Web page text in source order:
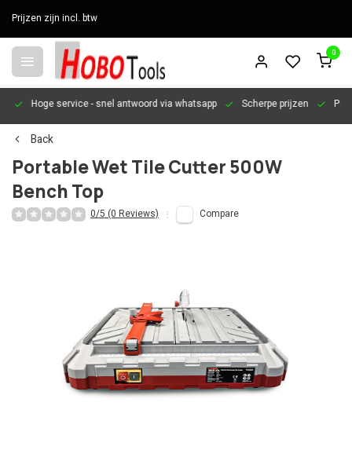
Prijzen zijn incl. btw
0
Hoge service- snel antwoord via whatsapp Scherpe prijzen
Back
Portable Wet Tile Cutter 500W
Bench Top
0/5 (0 Reviews) Compare